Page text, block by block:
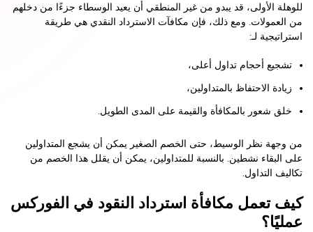
للوهلة الأولى، قد يبدو من غير المنطقي أن يعيد الوسطاء جزءًا من دخلهم
من العمولات. ومع ذلك، فإن مكافآت الاسترداد النقدي هي طريقة
استراتيجية لـ:
تشجيع أحجام تداول أعلى،
زيادة الاحتفاظ بالمتداولين،
خلق شعور بالمكافأة والقيمة على المدى الطويل.
من وجهة نظر الوسيط، حتى الخصم الصغير يمكن أن يشجع المتداولين
على البقاء نشطين. بالنسبة للمتداولين، يمكن أن يقلل هذا الخصم من
تكاليف التداول.
كيف تعمل مكافأة استرداد النقود في الفوركس
عمليًا؟